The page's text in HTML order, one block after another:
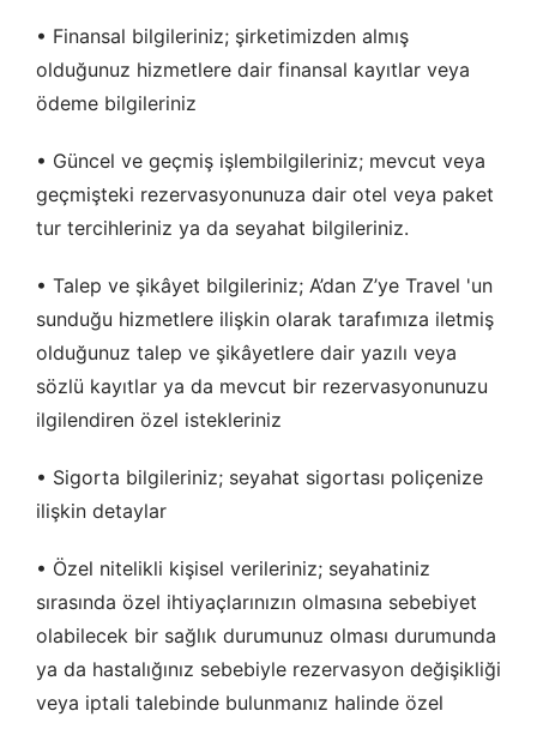
• Finansal bilgileriniz; şirketimizden almış
olduğunuz hizmetlere dair finansal kayıtlar veya
ödeme bilgileriniz
• Güncel ve geçmiş işlembilgileriniz; mevcut veya
geçmişteki rezervasyonunuza dair otel veya paket
tur tercihleriniz ya da seyahat bilgileriniz.
• Talep ve şikâyet bilgileriniz; A’dan Z’ye Travel 'un
sunduğu hizmetlere ilişkin olarak tarafımıza iletmiş
olduğunuz talep ve şikâyetlere dair yazılı veya
sözlü kayıtlar ya da mevcut bir rezervasyonunuzu
ilgilendiren özel istekleriniz
• Sigorta bilgileriniz; seyahat sigortası poliçenize
ilişkin detaylar
• Özel nitelikli kişisel verileriniz; seyahatiniz
sırasında özel ihtiyaçlarınızın olmasına sebebiyet
olabilecek bir sağlık durumunuz olması durumunda
ya da hastalığınız sebebiyle rezervasyon değişikliği
veya iptali talebinde bulunmanız halinde özel